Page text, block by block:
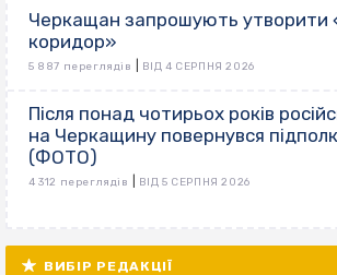
Черкащан запрошують утворити
коридор»
5 887 переглядів ВІД 4 СЕРПНЯ 2026
Після понад чотирьох років
на Черкащину повернувся
(ФОТО)
4 312 переглядів ВІД 5 СЕРПНЯ 2026
ВИБІР РЕДАКЦІЇ